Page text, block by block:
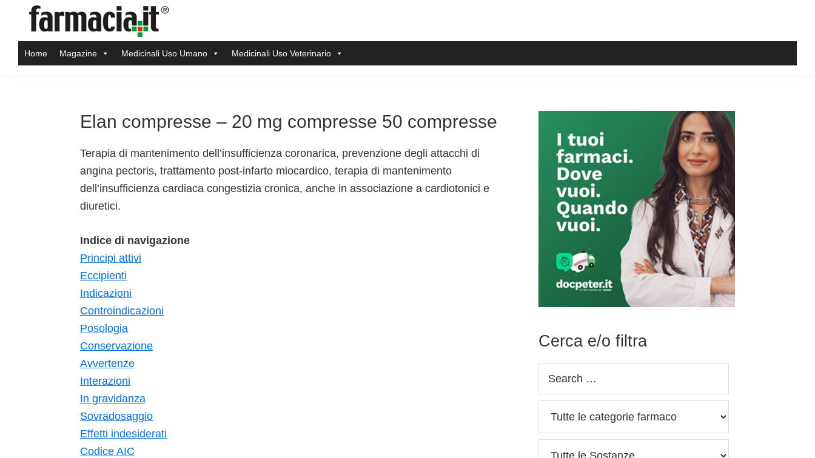
primary
main
primary
footerFarmacia.it
magazine
Home Magazine Medicinali Uso Umano Medicinali Uso Veterinario
Elan compresse – 20 mg compresse 50 compresse
Terapia di mantenimento dell’insufficienza coronarica, prevenzione degli attacchi di
angina pectoris, trattamento post-infarto miocardico, terapia di mantenimento
dell’insufficienza cardiaca congestizia cronica, anche in associazione a cardiotonici e
diuretici.
Indice di navigazione
Principi attivi
Eccipienti
Indicazioni
Controindicazioni
Posologia
Conservazione
Avvertenze
Interazioni
In gravidanza
Sovradosaggio
Effetti indesiderati
Codice AIC
Sidebar
Cerca e/o filtra